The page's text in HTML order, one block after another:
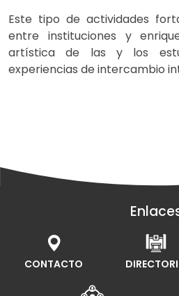
Este tipo de actividades
entre instituciones y
artística de las y los
experiencias de intercambio
CONTACTO